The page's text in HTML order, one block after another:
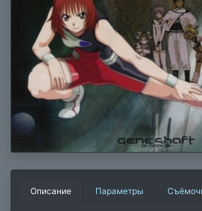
Описание Параметры